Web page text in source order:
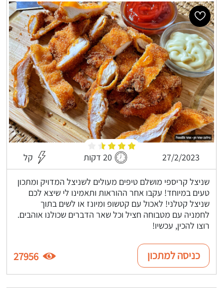
27/2/2023 20 דקות קל
שניצל קריספי מושלם טיפים מעולים לשניצל המדויק ומתכון
טעים במיוחד! עקבו אחר ההוראות ותאמינו לי שיצא לכם
שניצל קטלני! לאכול עם קטשופ ומיונז או לשים בתוך
לחמניה עם מטבוחה חציל וכל שאר הדברים שכולנו אוהבים.
רוצו להכין, עכשיו!
כניסה למתכון 27956